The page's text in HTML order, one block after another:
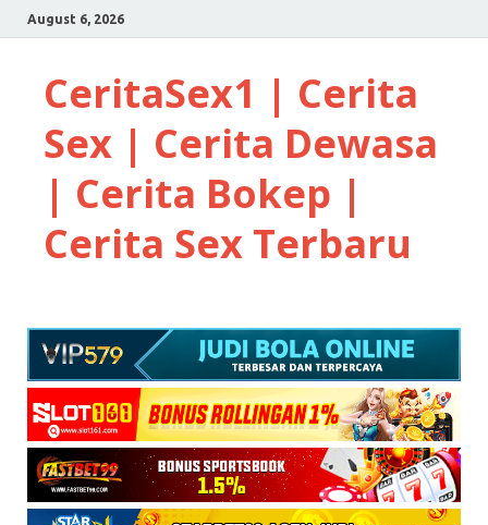
August 6, 2026
CeritaSex1 | Cerita
Sex | Cerita Dewasa
| Cerita Bokep |
Cerita Sex Terbaru